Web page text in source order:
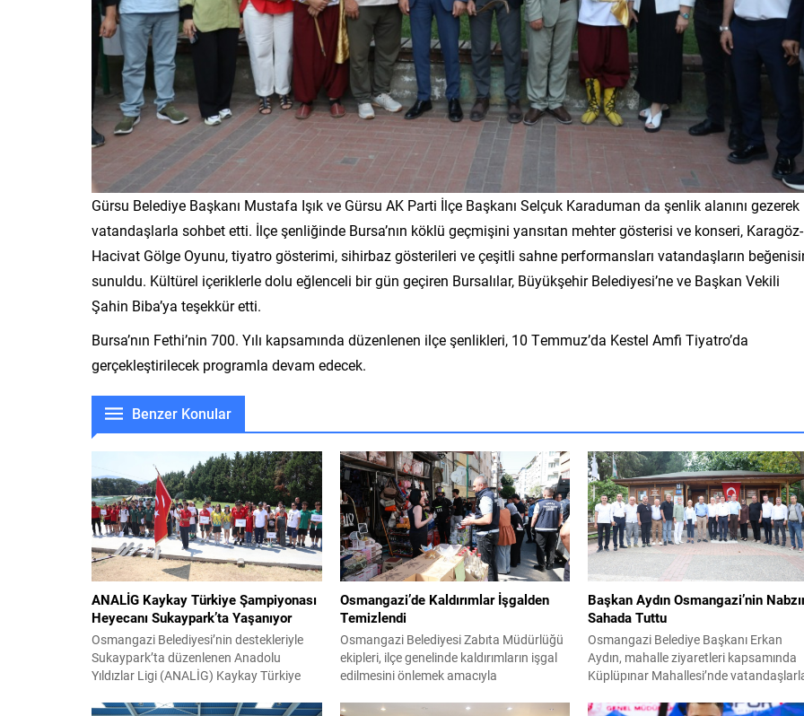
Gürsu Belediye Başkanı Mustafa Işık ve Gürsu AK Parti İlçe Başkanı Selçuk Karaduman da şenlik alanını gezerek
vatandaşlarla sohbet etti. İlçe şenliğinde Bursa’nın köklü geçmişini yansıtan mehter gösterisi ve konseri, Karagöz-
Hacivat Gölge Oyunu, tiyatro gösterimi, sihirbaz gösterileri ve çeşitli sahne performansları vatandaşların
sunuldu. Kültürel içeriklerle dolu eğlenceli bir gün geçiren Bursalılar, Büyükşehir Belediyesi’ne ve Başkan Vekili
Şahin Biba’ya teşekkür etti.
Bursa’nın Fethi’nin 700. Yılı kapsamında düzenlenen ilçe şenlikleri, 10 Temmuz’da Kestel Amfi Tiyatro’da
gerçekleştirilecek programla devam edecek.
Benzer Konular
ANALİG Kaykay Türkiye Şampiyonası
Heyecanı Sukaypark’ta Yaşanıyor
Osmangazi Belediyesi’nin destekleriyle
Sukaypark’ta düzenlenen Anadolu
Yıldızlar Ligi (ANALİG) Kaykay Türkiye
sporcu, Türkiye şampiyonluğu ve milli
Osmangazi’de Kaldırımlar İşgalden
Temizlendi
Osmangazi Belediyesi Zabıta Müdürlüğü
ekipleri, ilçe genelinde kaldırımların işgal
edilmesini önlemek amacıyla
gerçekleştirilen denetimlerde kaldırımları
Başkan Aydın Osmangazi’nin
Sahada Tuttu
Osmangazi Belediye Başkanı Erkan
Aydın, mahalle ziyaretleri kapsamında
Küplüpınar Mahallesi’nde
talep ve önerilerini yerinde dinleyen